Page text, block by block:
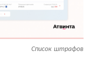
Список штрафов